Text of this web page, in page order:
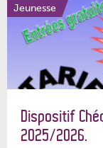
Jeunesse
Dispositif
2025/2026.